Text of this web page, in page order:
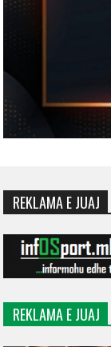
REKLAMA E JUAJ
REKLAMA E JUAJ